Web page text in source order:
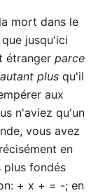
mort dans le
jusqu'ici
étranger parce
plus qu'il
aux
n'aviez qu'un
vous avez
en
plus fondés
+ x + = -; en